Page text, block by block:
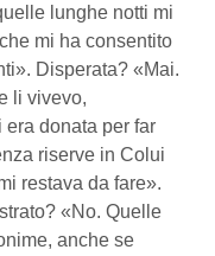
lunghe notti mi
mi ha consentito
Disperata? «Mai.
li vivevo,
era donata per far
riserve in Colui
restava da fare».
«No. Quelle
anche se